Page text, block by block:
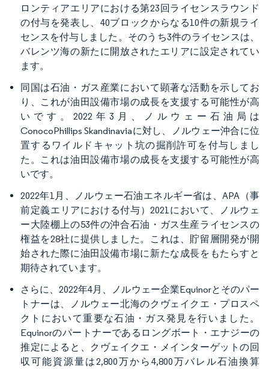
ロンティアエリアにおける第23回ライセンスラウンド
の付与を発表し、40ブロックからなる10件の新規ライ
センスを付与しました。そのうち3件のライセンスは、
バレンツ海の新たに開放されたエリアに設定されてい
ます。
同国は石油・ガス産業において顕著な活動を示してお
り、これが油田設備市場の成長を支援する可能性が高
いです。2022年3月、ノルウェー石油局は
ConocoPhillips Skandinaviaに対し、ノルウェー沖合に位
置するワイルドキャット坑の掘削許可を付与しまし
た。これは油田設備市場の成長を支援する可能性が高
いです。
2022年1月、ノルウェー石油エネルギー省は、APA（事
前定義エリアにおける付与）2021において、ノルウェ
ー大陸棚上の53件の沖合石油・ガス生産ライセンスの
権益を28社に提供しました。これは、貯留層開発が開
始された際に油田設備市場に新たな成長をもたらすと
期待されています。
さらに、2022年4月、ノルウェー企業Equinorとそのパー
トナーは、ノルウェー北海のクヴェイクエ・プロスペ
クトにおいて重要な石油・ガス発見を行いました。
Equinorのパートナーであるロングボート・エナジーの
推定によると、クヴェイクエ・メインターゲットの回
収可能資源量は2,800万から4,800万バレル石油換算